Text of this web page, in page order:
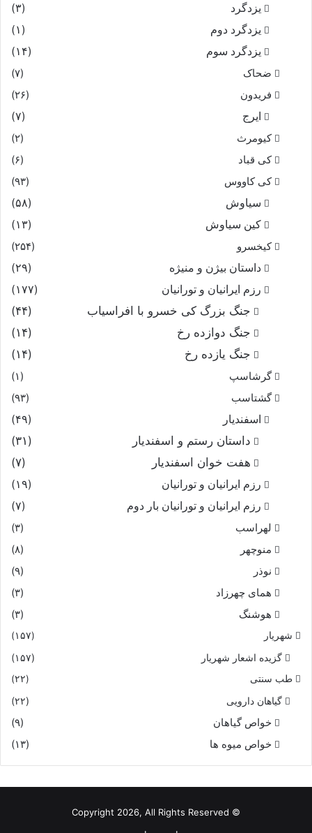
یزدگرد
(۳)
یزدگرد دوم
(۱)
یزدگرد سوم
(۱۴)
ضحاک
(۷)
فریدون
(۲۶)
ایرج
(۷)
کیومرث
(۲)
کی قباد
(۶)
کی کاووس
(۹۳)
سیاوش
(۵۸)
کین سیاوش
(۱۳)
کیخسرو
(۲۵۴)
داستان بیژن و منیژه
(۲۹)
رزم ایرانیان و تورانیان
(۱۷۷)
جنگ بزرگ کی خسرو با افراسیاب
(۴۴)
جنگ دوازده رخ
(۱۴)
جنگ یازده رخ
(۱۴)
گرشاسپ
(۱)
گشتاسب
(۹۳)
اسفندیار
(۴۹)
داستان رستم و اسفندیار
(۳۱)
هفت خوان اسفندیار
(۷)
رزم ایرانیان و تورانیان
(۱۹)
رزم ایرانیان و تورانیان بار دوم
(۷)
لهراسب
(۳)
منوچهر
(۸)
نوذر
(۹)
هماى چهرزاد
(۳)
هوشنگ
(۳)
شهریار (۱۵۷)
گزیده اشعار شهریار (۱۵۷)
طب سنتی (۲۲)
گیاهان دارویی (۲۲)
خواص گیاهان
(۹)
خواص میوه ها
(۱۳)
© Copyright 2026, All Rights Reserved